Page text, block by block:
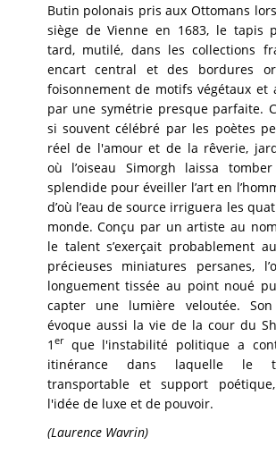
Butin polonais pris aux Ottomans
siège de Vienne en 1683, le tapis
tard, mutilé, dans les collections
encart central et des bordures
foisonnement de motifs végétaux et
par une symétrie presque parfaite.
si souvent célébré par les poètes
réel de l'amour et de la rêverie,
où l’oiseau Simorgh laissa
splendide pour éveiller l’art en
d’où l’eau de source irriguera les
monde. Conçu par un artiste au
le talent s’exerçait probablement
précieuses miniatures persanes,
longuement tissée au point noué
capter une lumière veloutée.
évoque aussi la vie de la cour du
1 erque l'instabilité politique a
itinérance dans laquelle le
transportable et support
l'idée de luxe et de pouvoir.
(Laurence Wavrin)